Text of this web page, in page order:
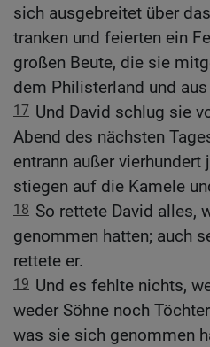
sich ausgebreitet über
tranken und feierten ein
großen Beute, die sie
dem Philisterland und
17 Und David schlug sie
Abend des nächsten
entrann außer vierhundert
stiegen auf die Kamele
18 So rettete David alles,
genommen hatten; auch
rettete er.
19 Und es fehlte nichts,
weder Söhne noch
was sie sich genommen